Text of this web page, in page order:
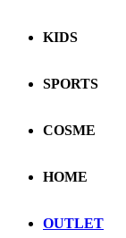
KIDS
SPORTS
COSME
HOME
OUTLET